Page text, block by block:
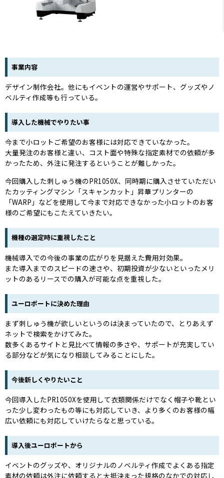
事業内容
デザイン制作会社。他にもイベントの運営やサポート、グッズやノ
ベルティ作成等も行っている。
導入した機械でやりたい事
今まで小ロットご希望のお客様には対応できていなかった。
大量発注のお客様と違い、コスト面や特殊な指定素材での依頼が多
かったため、外注に発注するということが難しかった。
今回購入した刺しゅう機のPR1050X、同時期に購入させていただい
たカッティングマシン「スキャンカット」昇華プリンターの
「WARP」などを使用して今まで対応できなかった小ロットのお客
様のご希望にもこたえていきたい。
機種の選定時に重視したこと
機械導入での今後の事業の広がりを見据えた費用対効果。
また導入までのスピードの速さや、初期投資が少ないといったメリ
ットのあるリースでの購入が可能な点を重視した。
ユーロポートに決めた理由
まず刺しゅう機が欲しいというのは決まっていたので、とりあえず
ネットで検索をかけてみた。
数多くあるサイトと見比べて情報の多さや、サポートが充実してい
る部分などが気になり相談してみることにした。
今後新しくやりたいこと
今回導入したPR1050Xを使用して衣類関係だけでなく帽子や靴とい
った少し変わったもの等にも対応していき、より多くのお客様の幅
広い依頼にも対応していけたらなと思っている。
導入後ユーロポートから
イベントのグッズや、オリジナルのノベルティ作成でよくある指定
素材の依頼は外注に依頼すると大抵決まった規格のなかでの対応し